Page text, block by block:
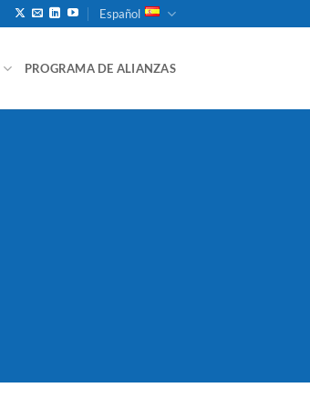
Español
PROGRAMA DE ALIANZAS